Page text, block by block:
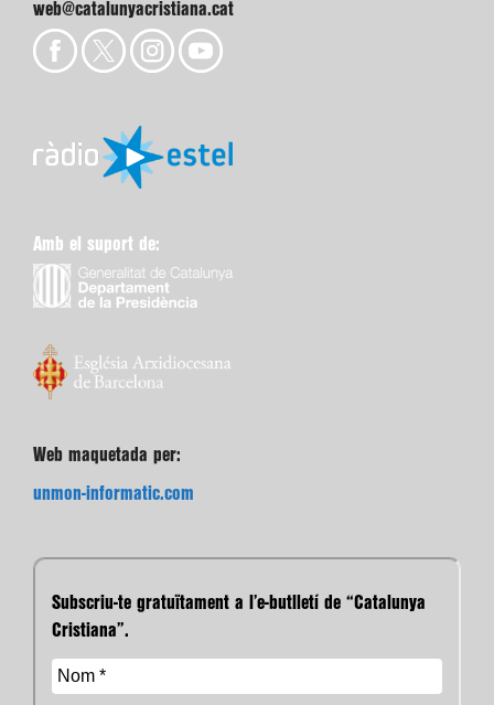
web@catalunyacristiana.cat
Amb el suport de:
Web maquetada per:
unmon-informatic.com
Subscriu-te gratuïtament a l’e-butlletí de “Catalunya
Cristiana”.